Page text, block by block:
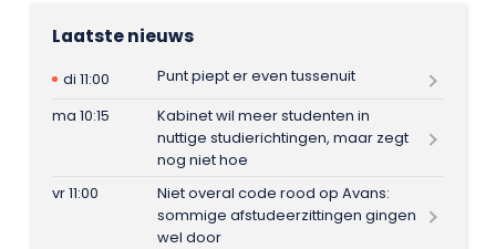
Laatste nieuws
di 11:00
Punt piept er even tussenuit
ma 10:15
Kabinet wil meer studenten in
nuttige studierichtingen, maar zegt
nog niet hoe
vr 11:00
Niet overal code rood op Avans:
sommige afstudeerzittingen gingen
wel door